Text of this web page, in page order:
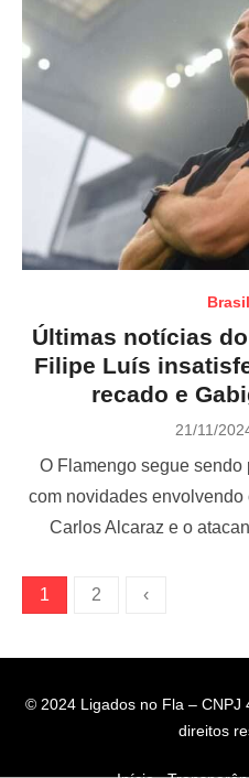
Últimas notícias
Filipe Luís
recado e
P
s
e
d
21/11/
O Flamengo segue
com novidades
Carlos Alcaraz e o
a
g
1 2 ‹
© 2024 Ligados no Fla – CNPJ
direitos